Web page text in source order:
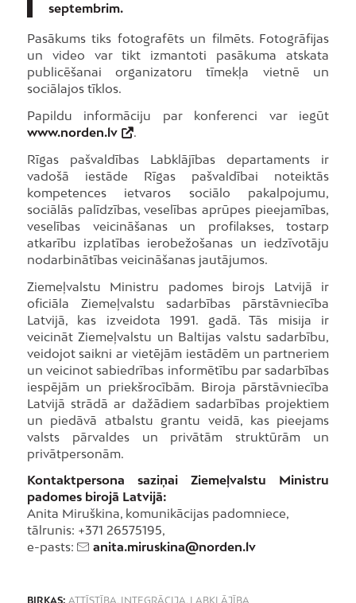
septembrim.
Pasākums tiks fotografēts un filmēts. Fotogrāfijas
un video var tikt izmantoti pasākuma atskata
publicēšanai organizatoru tīmekļa vietnē un
sociālajos tīklos.
Papildu informāciju par konferenci var iegūt
www.norden.lv
.
Rīgas pašvaldības Labklājības departaments ir
vadošā iestāde Rīgas pašvaldībai noteiktās
kompetences ietvaros sociālo pakalpojumu,
sociālās palīdzības, veselības aprūpes pieejamības,
veselības veicināšanas un profilakses, tostarp
atkarību izplatības ierobežošanas un iedzīvotāju
nodarbinātības veicināšanas jautājumos.
Ziemeļvalstu Ministru padomes birojs Latvijā ir
oficiāla Ziemeļvalstu sadarbības pārstāvniecība
Latvijā, kas izveidota 1991. gadā. Tās misija ir
veicināt Ziemeļvalstu un Baltijas valstu sadarbību,
veidojot saikni ar vietējām iestādēm un partneriem
un veicinot sabiedrības informētību par sadarbības
iespējām un priekšrocībām. Biroja pārstāvniecība
Latvijā strādā ar dažādiem sadarbības projektiem
un piedāvā atbalstu grantu veidā, kas pieejams
valsts pārvaldes un privātām struktūrām un
privātpersonām.
Kontaktpersona saziņai Ziemeļvalstu Ministru
padomes birojā Latvijā:
Anita Miruškina, komunikācijas padomniece,
tālrunis: +371 26575195,
e-pasts:
anita.miruskina@norden.lv
BIRKAS: ATTĪSTĪBA, INTEGRĀCIJA, LABKLĀJĪBA